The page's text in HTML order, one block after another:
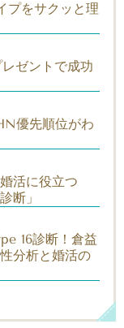
プをサクッと理
ゼントで成功
優先順位がわ
活に役立つ
断」
16診断！倉益
分析と婚活の